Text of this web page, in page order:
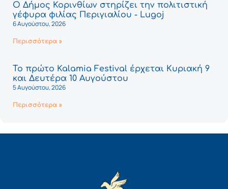
Ο Δήμος Κορινθίων στηρίζει την πολιτιστική
γέφυρα φιλίας Περιγιαλίου - Lugoj
6 Αυγούστου, 2026
Περισσότερα »
Το πρώτο Kalamia Festival έρχεται Κυριακή 9
και Δευτέρα 10 Αυγούστου
5 Αυγούστου, 2026
Περισσότερα »